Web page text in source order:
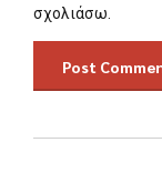
σχολιάσω.
Post